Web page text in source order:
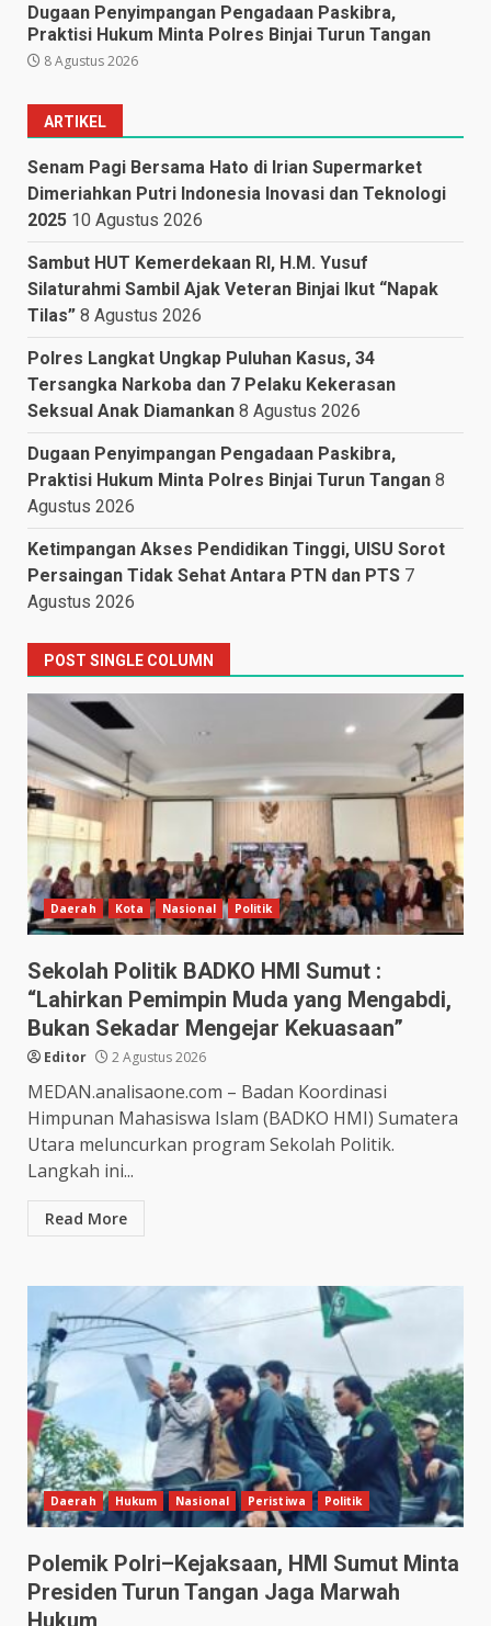
Dugaan Penyimpangan Pengadaan Paskibra,
Praktisi Hukum Minta Polres Binjai Turun Tangan
8 Agustus 2026
ARTIKEL
Senam Pagi Bersama Hato di Irian Supermarket
Dimeriahkan Putri Indonesia Inovasi dan Teknologi
2025 10 Agustus 2026
Sambut HUT Kemerdekaan RI, H.M. Yusuf
Silaturahmi Sambil Ajak Veteran Binjai Ikut “Napak
Tilas” 8 Agustus 2026
Polres Langkat Ungkap Puluhan Kasus, 34
Tersangka Narkoba dan 7 Pelaku Kekerasan
Seksual Anak Diamankan 8 Agustus 2026
Dugaan Penyimpangan Pengadaan Paskibra,
Praktisi Hukum Minta Polres Binjai Turun Tangan 8
Agustus 2026
Ketimpangan Akses Pendidikan Tinggi, UISU Sorot
Persaingan Tidak Sehat Antara PTN dan PTS 7
Agustus 2026
POST SINGLE COLUMN
Daerah Kota Nasional Politik
Sekolah Politik BADKO HMI Sumut :
“Lahirkan Pemimpin Muda yang Mengabdi,
Bukan Sekadar Mengejar Kekuasaan”
Editor 2 Agustus 2026
MEDAN.analisaone.com – Badan Koordinasi
Himpunan Mahasiswa Islam (BADKO HMI) Sumatera
Utara meluncurkan program Sekolah Politik.
Langkah ini...
Read More
Daerah Hukum Nasional Peristiwa Politik
Polemik Polri–Kejaksaan, HMI Sumut Minta
Presiden Turun Tangan Jaga Marwah
Hukum